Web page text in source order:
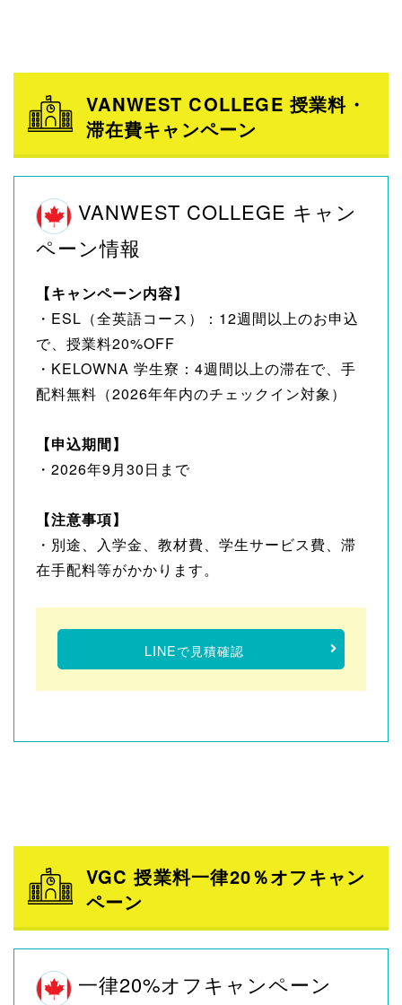
VANWEST COLLEGE 授業料・
滞在費キャンペーン
VANWEST COLLEGE キャン
ペーン情報
【キャンペーン内容】
・ESL（全英語コース）：12週間以上のお申込
で、授業料20%OFF
・KELOWNA 学生寮：4週間以上の滞在で、手
配料無料（2026年年内のチェックイン対象）
【申込期間】
・2026年9月30日まで
【注意事項】
・別途、入学金、教材費、学生サービス費、滞
在手配料等がかかります。
LINEで見積確認
VGC 授業料一律20％オフキャン
ペーン
一律20%オフキャンペーン